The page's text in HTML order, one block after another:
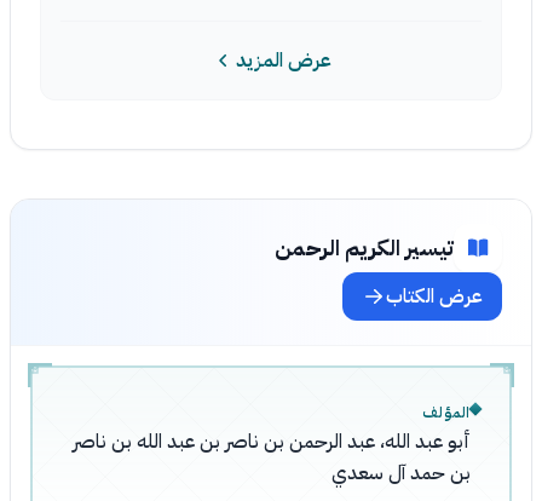
عرض المزيد
تيسير الكريم الرحمن
عرض الكتاب
المؤلف
أبو عبد الله، عبد الرحمن بن ناصر بن عبد الله بن ناصر
بن حمد آل سعدي